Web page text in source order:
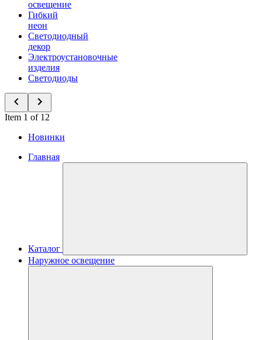
освещение
Гибкий
неон
Светодиодный
декор
Электроустановочные
изделия
Светодиоды
Item 1 of 12
Новинки
Главная
Каталог
Наружное освещение